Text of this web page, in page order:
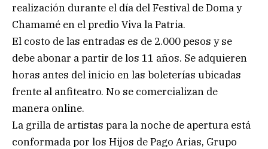
realización durante el día del Festival de Doma y
Chamamé en el predio Viva la Patria.
El costo de las entradas es de 2.000 pesos y se
debe abonar a partir de los 11 años. Se adquieren
horas antes del inicio en las boleterías ubicadas
frente al anfiteatro. No se comercializan de
manera online.
La grilla de artistas para la noche de apertura está
conformada por los Hijos de Pago Arias, Grupo